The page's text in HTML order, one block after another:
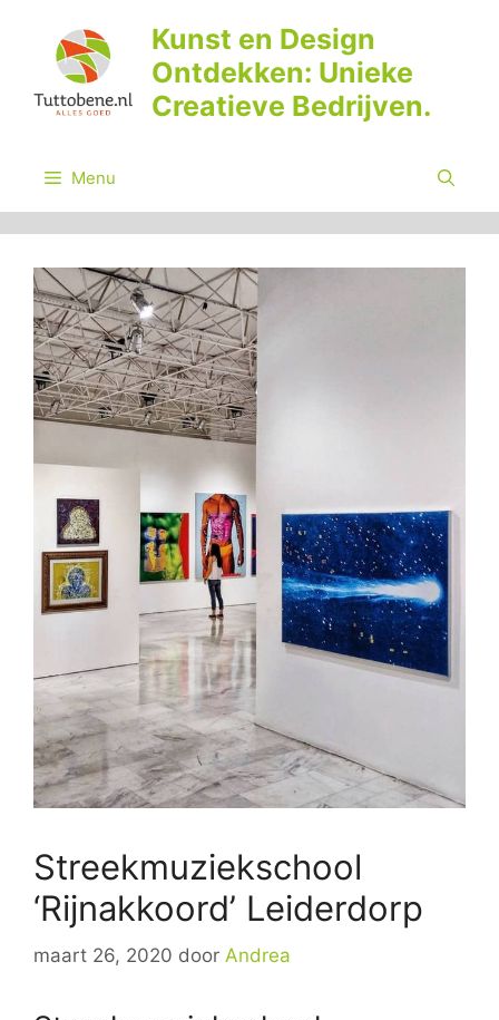
inhoud
Kunst en Design
Ontdekken: Unieke
Creatieve Bedrijven.
Menu
Streekmuziekschool
‘Rijnakkoord’ Leiderdorp
maart 26, 2020 door Andrea